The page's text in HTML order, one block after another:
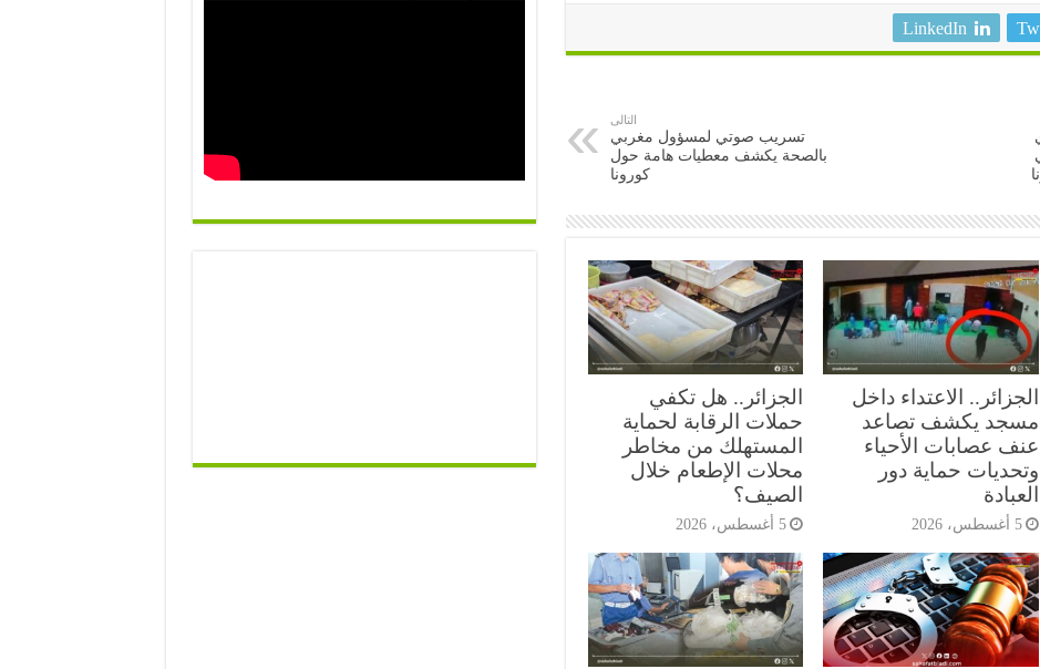
LinkedIn
التالى
تسريب صوتي لمسؤول مغربي
بالصحة يكشف معطيات هامة حول
كورونا
الجزائر.. الاعتداء داخل
مسجد يكشف تصاعد
عنف عصابات الأحياء
وتحديات حماية دور
العبادة
5 أغسطس، 2026
الجزائر.. هل تكفي
حملات الرقابة لحماية
المستهلك من مخاطر
محلات الإطعام خلال
الصيف؟
5 أغسطس، 2026